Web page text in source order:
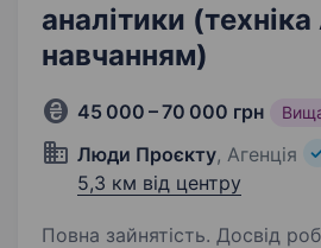
аналітики
навчанням)
45 000 – 70 000 грн
Люди Проєкту, Агенція
5,3 км від центру
Повна зайнятість. Досвід